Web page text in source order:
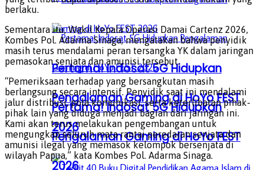
Pertama! Indosat 5G Hidupkan
Pengalaman Gaming di HoYo FEST
2026
Pertama! Indosat 5G Hidupkan
Pengalaman Gaming di HoYo FEST
2026
berlaku.
Sementara itu, Wakil Kepala Operasi Damai Cartenz 2026,
Kombes Pol. Adarma Sinaga, mengatakan bahwa penyidik
masih terus mendalami peran tersangka YK dalam jaringan
pemasokan senjata dan amunisi tersebut.
“Pemeriksaan terhadap yang bersangkutan masih
berlangsung secara intensif. Penyidik saat ini mendalami
jalur distribusi, pola komunikasi, serta keterlibatan pihak-
pihak lain yang diduga menjadi bagian dari jaringan ini.
Kami akan terus melakukan pengembangan untuk
mengungkap seluruh mata rantai peredaran senjata dan
amunisi ilegal yang memasok kelompok bersenjata di
wilayah Papua,” kata Kombes Pol. Adarma Sinaga.